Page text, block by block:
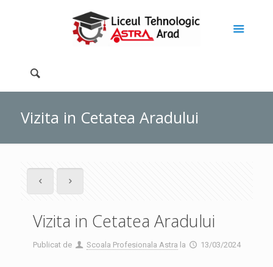
Vizita in Cetatea Aradului
Vizita in Cetatea Aradului
Publicat de Scoala Profesionala Astra la 13/03/2024